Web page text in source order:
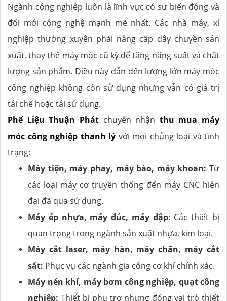
Ngành công nghiệp luôn là lĩnh vực có sự biến động và
đổi mới công nghệ mạnh mẽ nhất. Các nhà máy, xí
nghiệp thường xuyên phải nâng cấp dây chuyền sản
xuất, thay thế máy móc cũ kỹ để tăng năng suất và chất
lượng sản phẩm. Điều này dẫn đến lượng lớn máy móc
công nghiệp không còn sử dụng nhưng vẫn có giá trị
tái chế hoặc tái sử dụng.
Phế Liệu Thuận Phát chuyên nhận thu mua máy
móc công nghiệp thanh lý với mọi chủng loại và tình
trạng:
Máy tiện, máy phay, máy bào, máy khoan: Từ
các loại máy cơ truyền thống đến máy CNC hiện
đại đã qua sử dụng.
Máy ép nhựa, máy đúc, máy dập: Các thiết bị
quan trọng trong ngành sản xuất nhựa, kim loại.
Máy cắt laser, máy hàn, máy chấn, máy cắt
sắt: Phục vụ các ngành gia công cơ khí chính xác.
Máy nén khí, máy bơm công nghiệp, quạt công
nghiệp: Thiết bị phụ trợ nhưng đóng vai trò thiết